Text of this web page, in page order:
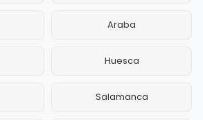
Araba
Huesca
Salamanca